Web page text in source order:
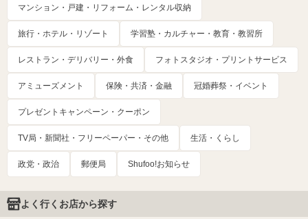
マンション・戸建・リフォーム・レンタル収納
旅行・ホテル・リゾート 学習塾・カルチャー・教育・教習所
レストラン・デリバリー・外食 フォトスタジオ・プリントサービス
アミューズメント 保険・共済・金融 冠婚葬祭・イベント
プレゼントキャンペーン・クーポン
TV局・新聞社・フリーペーパー・その他 生活・くらし
政党・政治 郵便局 Shufoo!お知らせ
よく行くお店から探す